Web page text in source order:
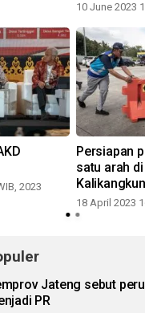
10 June 2023
2023
Persiapan
satu arah
18 April 2023
Jateng sebut
PR